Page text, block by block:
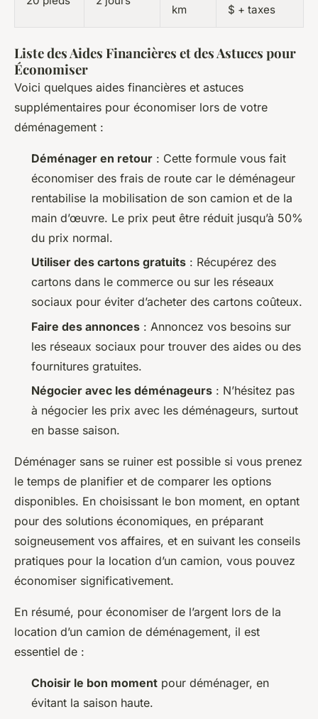
km $ + taxes
Liste des Aides Financières et des Astuces pour
Économiser
Voici quelques aides financières et astuces
supplémentaires pour économiser lors de votre
déménagement :
Déménager en retour : Cette formule vous fait
économiser des frais de route car le déménageur
rentabilise la mobilisation de son camion et de la
main d’œuvre. Le prix peut être réduit jusqu’à 50%
du prix normal.
Utiliser des cartons gratuits : Récupérez des
cartons dans le commerce ou sur les réseaux
sociaux pour éviter d’acheter des cartons coûteux.
Faire des annonces : Annoncez vos besoins sur
les réseaux sociaux pour trouver des aides ou des
fournitures gratuites.
Négocier avec les déménageurs : N’hésitez pas
à négocier les prix avec les déménageurs, surtout
en basse saison.
Déménager sans se ruiner est possible si vous prenez
le temps de planifier et de comparer les options
disponibles. En choisissant le bon moment, en optant
pour des solutions économiques, en préparant
soigneusement vos affaires, et en suivant les conseils
pratiques pour la location d’un camion, vous pouvez
économiser significativement.
En résumé, pour économiser de l’argent lors de la
location d’un camion de déménagement, il est
essentiel de :
Choisir le bon moment pour déménager, en
évitant la saison haute.